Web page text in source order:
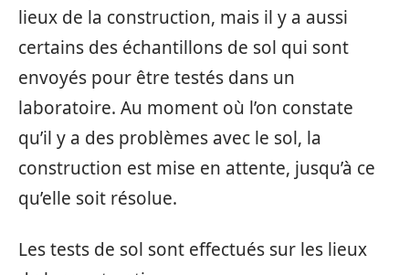
lieux de la construction, mais il y a aussi
certains des échantillons de sol qui sont
envoyés pour être testés dans un
laboratoire. Au moment où l’on constate
qu’il y a des problèmes avec le sol, la
construction est mise en attente, jusqu’à ce
qu’elle soit résolue.
Les tests de sol sont effectués sur les lieux